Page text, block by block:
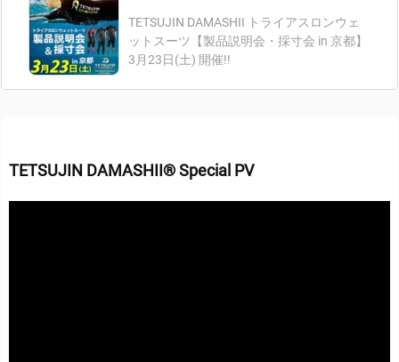
TETSUJIN DAMASHII トライアスロンウェ
ットスーツ【製品説明会・採寸会 in 京都】
3月23日(土) 開催!!
TETSUJIN DAMASHII® Special PV